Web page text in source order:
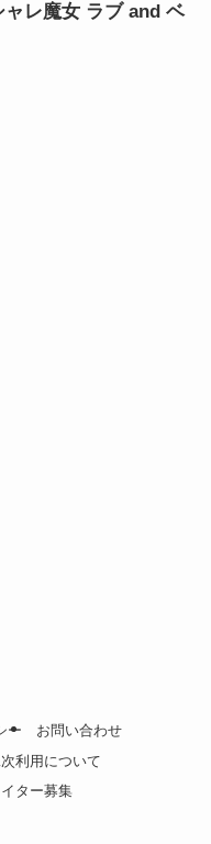
ャレ魔女 ラブ and ベ
ー
お問い合わせ
利用について
ター募集